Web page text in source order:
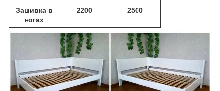
Зашивка в
ногах
2200 2500